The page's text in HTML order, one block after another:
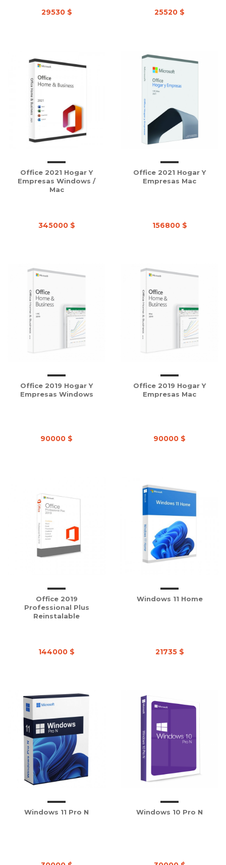
29530 $ 25520 $
Office 2021 Hogar Y
Empresas Windows /
Mac
345000 $
Office 2021 Hogar Y
Empresas Mac
156800 $
Office 2019 Hogar Y
Empresas Windows
90000 $
Office 2019 Hogar Y
Empresas Mac
90000 $
Office 2019
Professional Plus
Reinstalable
144000 $
Windows 11 Home
21735 $
Windows 11 Pro N Windows 10 Pro N